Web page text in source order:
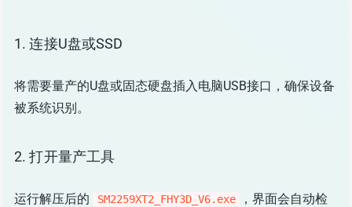
1. 连接U盘或SSD
将需要量产的U盘或固态硬盘插入电脑USB接口，确保设备
被系统识别。
2. 打开量产工具
运行解压后的 SM2259XT2_FHY3D_V6.exe
，界面会自动检